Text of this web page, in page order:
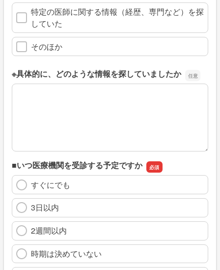
特定の医師に関する情報（経歴、専門など）を探
していた
そのほか
※具体的に、どのような情報を探していましたか
※具体的に、どのような情報を探していましたか
■いつ医療機関を受診する予定ですか
すぐにでも
3日以内
2週間以内
時期は決めていない